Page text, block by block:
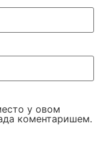
у овом
коментаришем.